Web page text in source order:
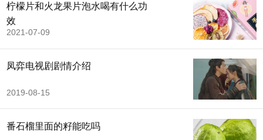
柠檬片和火龙果片泡水喝有什么功
效
2021-07-09
凤弈电视剧剧情介绍
2019-08-15
番石榴里面的籽能吃吗